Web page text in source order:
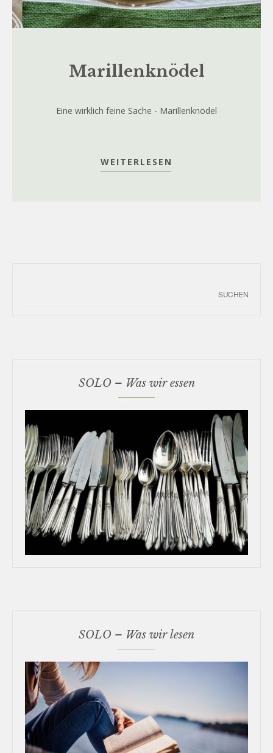
Marillenknödel
Eine wirklich feine Sache - Marillenknödel
WEITERLESEN
SOLO – Was wir essen
SOLO – Was wir lesen